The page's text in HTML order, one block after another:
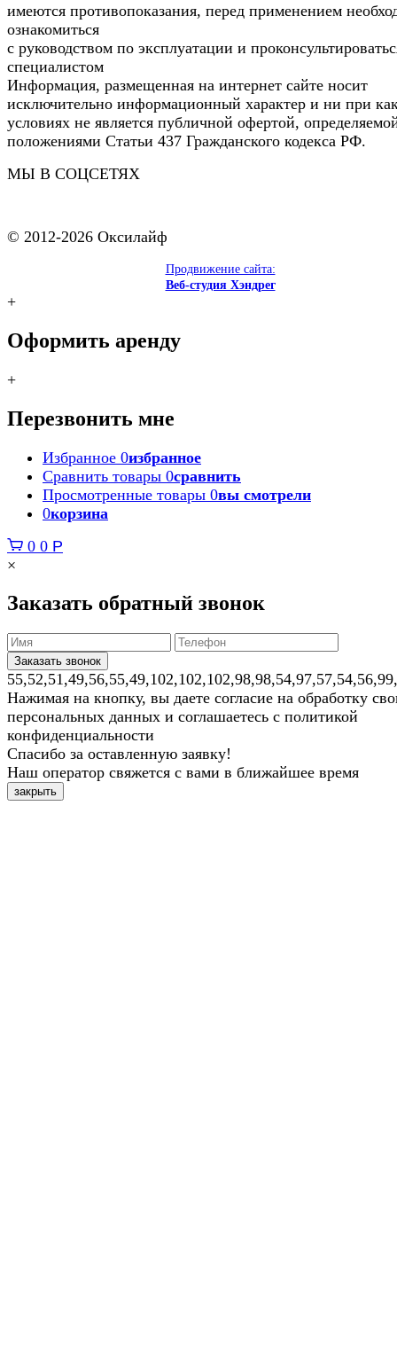
имеются противопоказания, перед применением
ознакомиться
с руководством по эксплуатации и
специалистом
Информация, размещенная на интернет сайте носит
исключительно информационный характер и ни при
условиях не является публичной офертой,
положениями Статьи 437 Гражданского кодекса РФ.
МЫ В СОЦСЕТЯХ
© 2012-2026 Оксилайф
Продвижение сайта:
Веб-студия Хэндрег
+
Оформить аренду
+
Перезвонить мне
Избранное 0избранное
Сравнить товары 0сравнить
Просмотренные товары 0вы смотрели
0корзина
0 0 Р
×
Заказать обратный звонок
Нажимая на кнопку, вы даете согласие на обработку
персональных данных и соглашаетесь с политикой
конфиденциальности
Спасибо за оставленную заявку!
Наш оператор свяжется с вами в ближайшее время
закрыть